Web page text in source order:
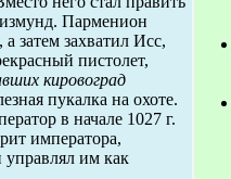
Парменион
затем захватил Исс,
пистолет,
кировоград
пукалка на охоте.
в начале 1027 г.
императора,
управлял им как